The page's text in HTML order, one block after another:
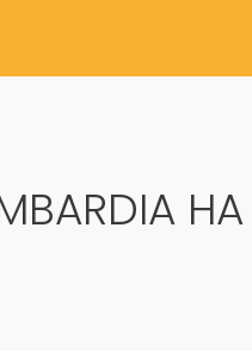
HA